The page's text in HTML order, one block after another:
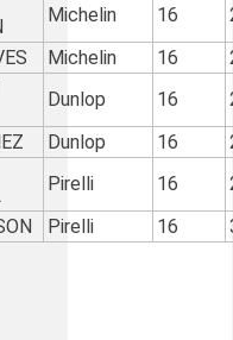
Michelin 16
Michelin 16
Dunlop 16
Dunlop 16
Pirelli 16
Pirelli 16